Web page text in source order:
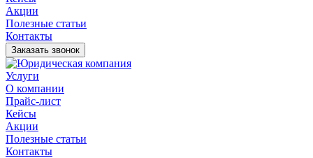
Акции
Полезные статьи
Контакты
Заказать звонок
Услуги
О компании
Прайс-лист
Кейсы
Акции
Полезные статьи
Контакты